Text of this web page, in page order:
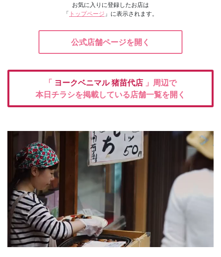
お気に入りに登録したお店は
「 トップページ 」に表示されます。
公式店舗ページを開く
「 ヨークベニマル猪苗代店 」周辺で
本日チラシを掲載している店舗一覧を開く